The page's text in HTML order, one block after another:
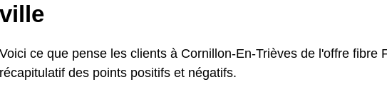
ville
Voici ce que pense les clients à Cornillon-En-Trièves de l'offre fibre
récapitulatif des points positifs et négatifs.